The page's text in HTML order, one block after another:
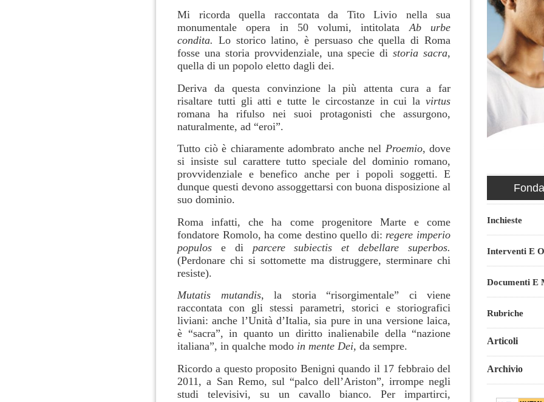
Mi ricorda quella raccontata da Tito Livio nella sua
monumentale opera in 50 volumi, intitolataAb urbe
condita. Lo storico latino, è persuaso che quella di Roma
fosse una storia provvidenziale, una specie distoria sacra,
quella di un popolo eletto dagli dei.
Deriva da questa convinzione la più attenta cura a far
risaltare tutti gli atti e tutte le circostanze in cui la virtus
romana ha rifulso nei suoi protagonisti che assurgono,
naturalmente, ad “eroi”.
Tutto ciò è chiaramente adombrato anche nel Proemio, dove
si insiste sul carattere tutto speciale del dominio romano,
provvidenziale e benefico anche per i popoli soggetti. E
dunque questi devono assoggettarsi con buona disposizione al
suo dominio.
Roma infatti, che ha come progenitore Marte e come
fondatore Romolo, ha come destino quello di: regere imperio
populos e di parcere subiectis et debellare superbos.
(Perdonare chi si sottomette ma distruggere, sterminare chi
resiste).
Mutatis mutandis, la storia “risorgimentale” ci viene
raccontata con gli stessi parametri, storici e storiografici
liviani: anche l’Unità d’Italia, sia pure in una versione laica,
è “sacra”, in quanto un diritto inalienabile della “nazione
italiana”, in qualche modo in mente Dei, da sempre.
Ricordo a questo proposito Benigni quando il 17 febbraio del
2011, a San Remo, sul “palco dell’Ariston”, irrompe negli
studi televisivi, su un cavallo bianco. Per impartirci,
Inchieste
Interventi E
Documenti E
Rubriche
Articoli
Archivio